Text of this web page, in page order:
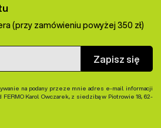
(przy zamówieniu powyżej 350 zł)
Zapisz się
na podany przeze mnie adres e-mail informacji
FERMO Karol Owczarek, z siedzibą w Piotrowie 18, 62-